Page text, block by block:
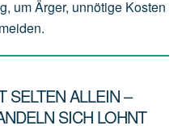
um Ärger, unnötige Kosten
SELTEN ALLEIN –
SICH LOHNT